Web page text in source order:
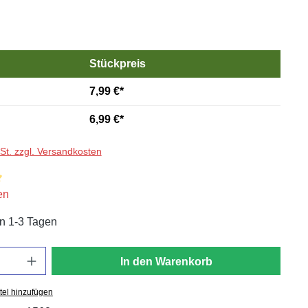
Stückpreis
7,99 €*
6,99 €*
zzgl. Versandkosten
Bewertung von 5 von 5 Sternen
1-3 Tagen
In den Warenkorb
hinzufügen